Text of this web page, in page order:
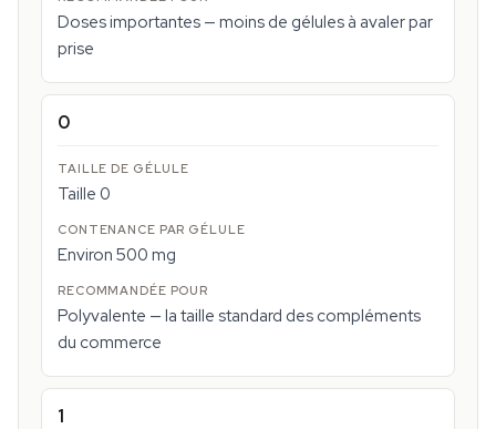
Doses importantes — moins de gélules à avaler par
prise
0
Taille 0
Environ 500 mg
Polyvalente — la taille standard des compléments
du commerce
1